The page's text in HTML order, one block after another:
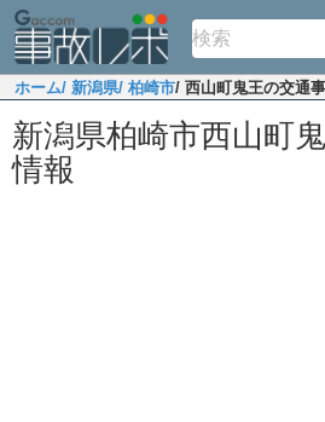
ホーム/ 新潟県/ 柏崎市/ 西山町鬼王の交通
新潟県柏崎市西山町
情報